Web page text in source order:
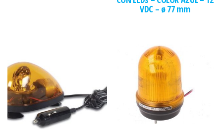
VDC – ø 77 mm